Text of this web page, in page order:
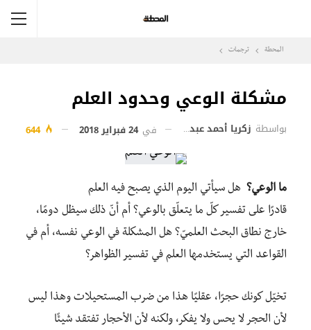
المحطة ترجمات
مشكلة الوعي وحدود العلم
بواسطة زكريا أحمد عبد المطلب في 24 فبراير 2018 644
ما الوعي؟ هل سيأتي اليوم الذي يصبح فيه العلم
قادرًا على تفسير كلّ ما يتعلّق بالوعي؟ أم أنّ ذلك سيظل دومًا،
خارج نطاق البحث العلميّ؟ هل المشكلة في الوعي نفسه، أم في
القواعد التي يستخدمها العلم في تفسير الظواهر؟
تخيّل كونك حجرًا، عقليًا هذا من ضرب المستحيلات وهذا ليس
لأن الحجر لا يحس ولا يفكر، ولكنه لأن الأحجار تفتقد شيئًا